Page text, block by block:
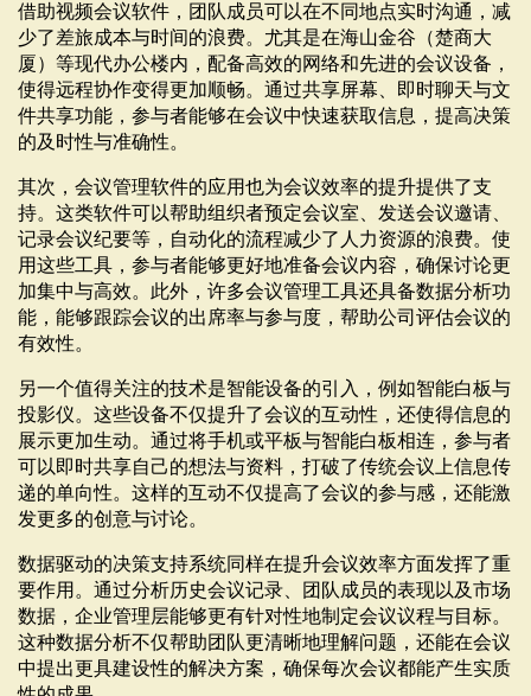
借助视频会议软件，团队成员可以在不同地点实时沟通，减
少了差旅成本与时间的浪费。尤其是在海山金谷（楚商大
厦）等现代办公楼内，配备高效的网络和先进的会议设备，
使得远程协作变得更加顺畅。通过共享屏幕、即时聊天与文
件共享功能，参与者能够在会议中快速获取信息，提高决策
的及时性与准确性。
其次，会议管理软件的应用也为会议效率的提升提供了支
持。这类软件可以帮助组织者预定会议室、发送会议邀请、
记录会议纪要等，自动化的流程减少了人力资源的浪费。使
用这些工具，参与者能够更好地准备会议内容，确保讨论更
加集中与高效。此外，许多会议管理工具还具备数据分析功
能，能够跟踪会议的出席率与参与度，帮助公司评估会议的
有效性。
另一个值得关注的技术是智能设备的引入，例如智能白板与
投影仪。这些设备不仅提升了会议的互动性，还使得信息的
展示更加生动。通过将手机或平板与智能白板相连，参与者
可以即时共享自己的想法与资料，打破了传统会议上信息传
递的单向性。这样的互动不仅提高了会议的参与感，还能激
发更多的创意与讨论。
数据驱动的决策支持系统同样在提升会议效率方面发挥了重
要作用。通过分析历史会议记录、团队成员的表现以及市场
数据，企业管理层能够更有针对性地制定会议议程与目标。
这种数据分析不仅帮助团队更清晰地理解问题，还能在会议
中提出更具建设性的解决方案，确保每次会议都能产生实质